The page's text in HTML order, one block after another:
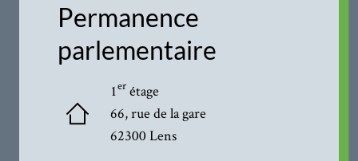
Permanence
parlementaire
1erétage
66, rue de la gare
62300 Lens